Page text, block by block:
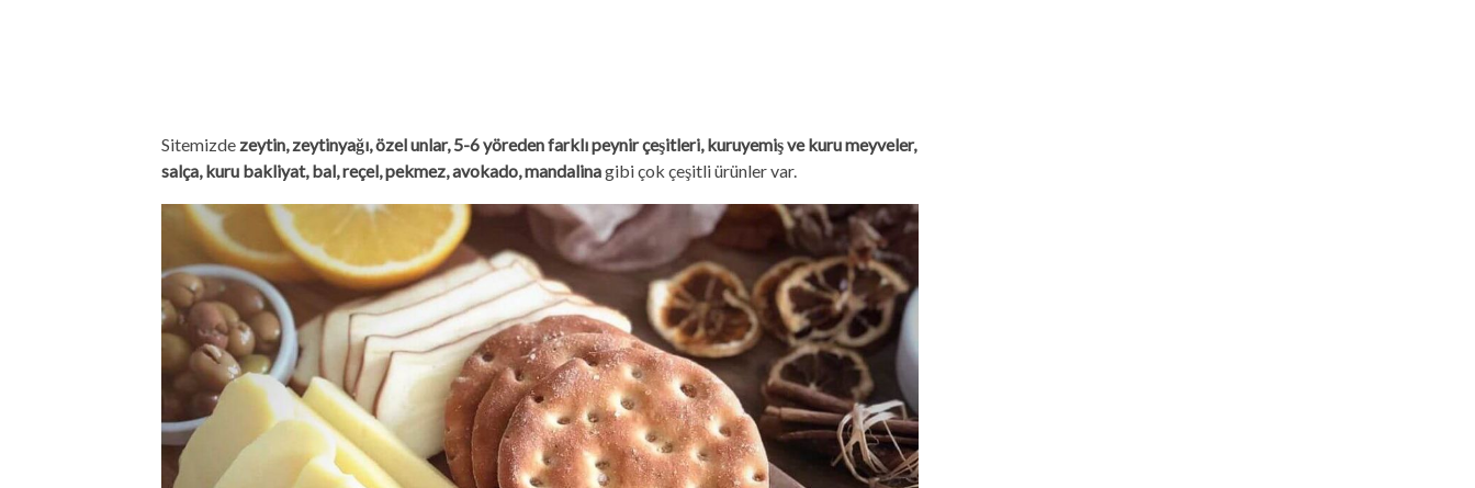
Sitemizde zeytin, zeytinyağı, özel unlar, 5-6 yöreden farklı peynir çeşitleri, kuruyemiş ve kuru meyveler,
salça, kuru bakliyat, bal, reçel, pekmez, avokado, mandalinagibi çok çeşitli ürünler var.